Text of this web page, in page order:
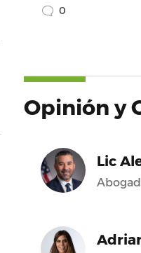
0
Opinión y
Lic